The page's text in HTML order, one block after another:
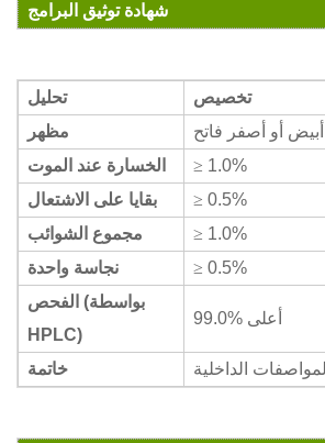
شهادة توثيق البرامج
تحليل تخصيص
مظهر
أو أصفر فاتح
الخسارة عند الموت
≥ 1.0%
بقايا على الاشتعال
≥ 0.5%
مجموع الشوائب
≥ 1.0%
نجاسة واحدة
≥ 0.5%
الفحص (بواسطة
HPLC)
99.0% أعلى
خاتمة الداخلية